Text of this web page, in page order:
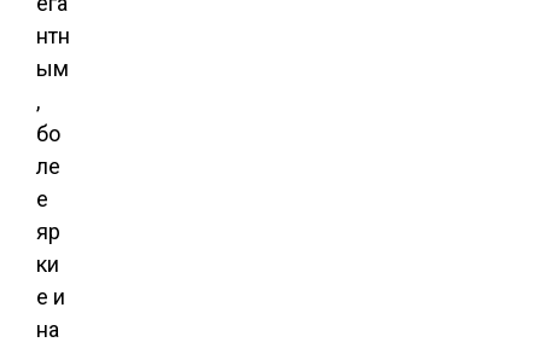
нтн
ым
,
бо
ле
е
яр
ки
е и
на